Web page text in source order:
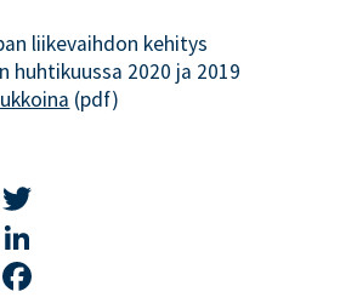
liikevaihdon kehitys
2020 ja 2019
(pdf)
Twitter
LinkedIn